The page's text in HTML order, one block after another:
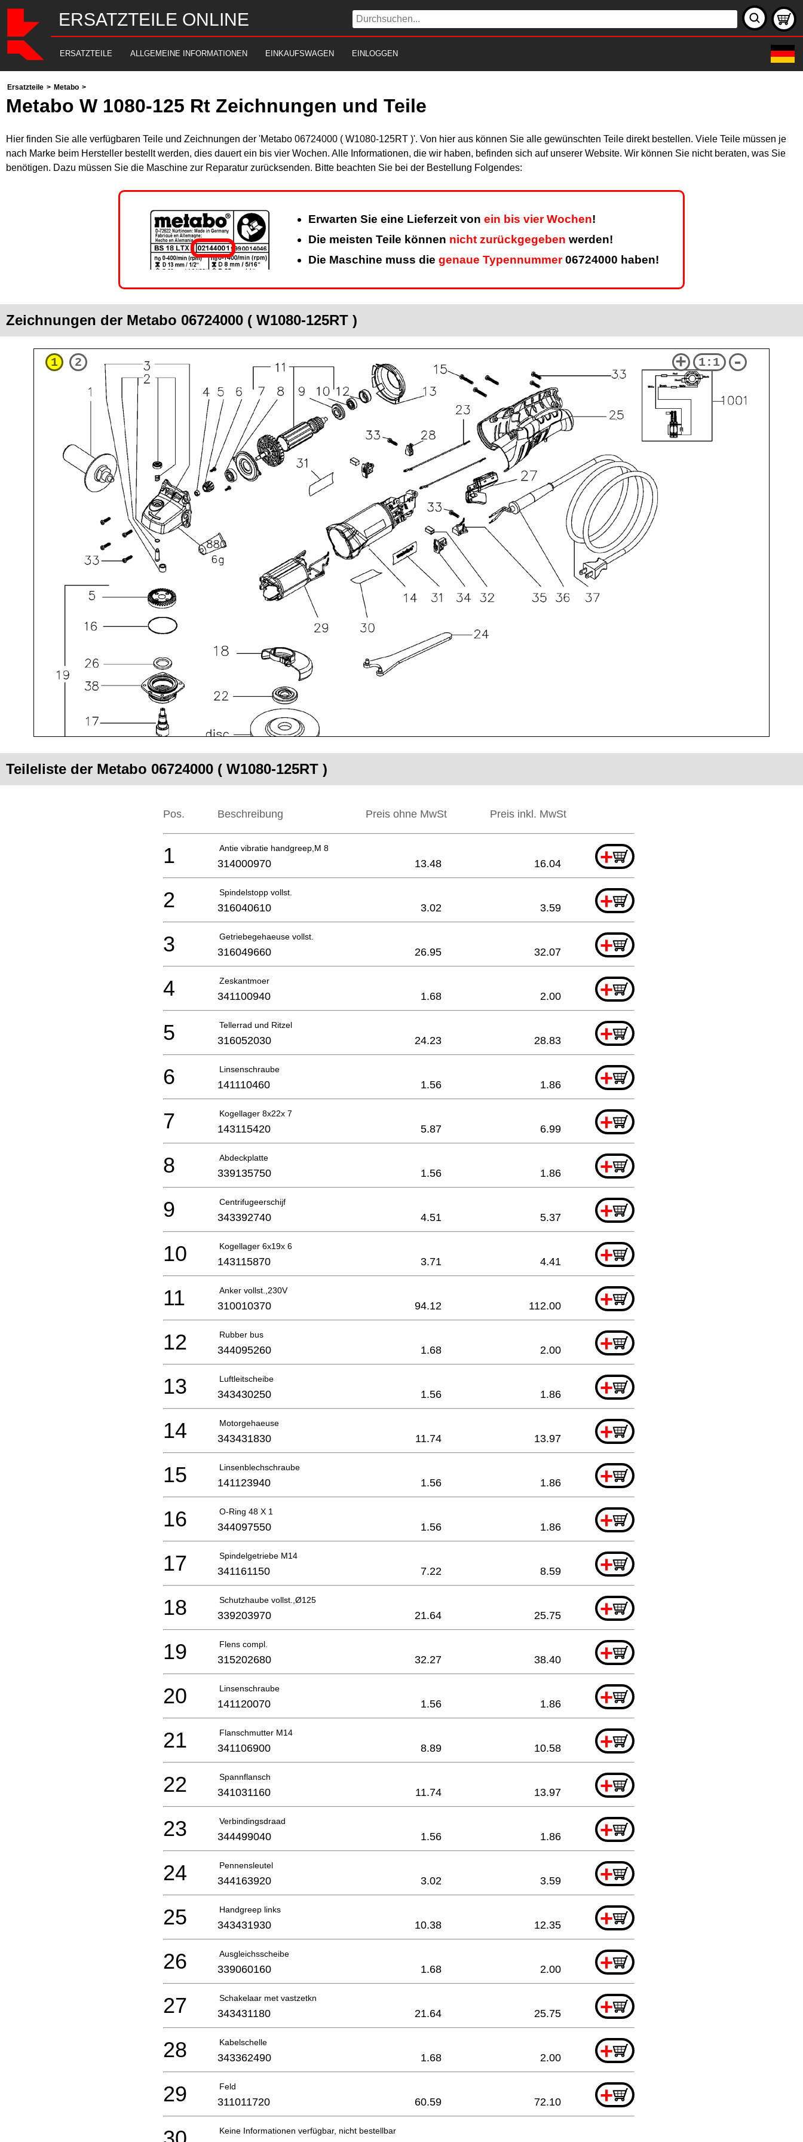
ERSATZTEILE ONLINE
ERSATZTEILE ALLGEMEINE INFORMATIONEN EINKAUFSWAGEN EINLOGGEN
Ersatzteile > Metabo >
Metabo W 1080-125 Rt Zeichnungen und Teile
Hier finden Sie alle verfügbaren Teile und Zeichnungen der 'Metabo 06724000 ( W1080-125RT )'. Von hier aus können Sie alle gewünschten Teile direkt bestellen. Viele Teile müssen je
nach Marke beim Hersteller bestellt werden, dies dauert ein bis vier Wochen. Alle Informationen, die wir haben, befinden sich auf unserer Website. Wir können Sie nicht beraten, was Sie
benötigen. Dazu müssen Sie die Maschine zur Reparatur zurücksenden. Bitte beachten Sie bei der Bestellung Folgendes:
Erwarten Sie eine Lieferzeit von ein bis vier Wochen!
Die meisten Teile können nicht zurückgegeben werden!
Die Maschine muss die genaue Typennummer06724000 haben!
Zeichnungen der Metabo 06724000 ( W1080-125RT )
1 2 + 1:1 -
Teileliste der Metabo 06724000 ( W1080-125RT )
Pos. Beschreibung Preis ohne MwSt Preis inkl. MwSt
Antie vibratie handgreep,M 8 +
1 314000970 13.48 16.04
Spindelstopp vollst. +
2 316040610 3.02 3.59
Getriebegehaeuse vollst. +
3 316049660 26.95 32.07
Zeskantmoer +
4 341100940 1.68 2.00
Tellerrad und Ritzel +
5 316052030 24.23 28.83
Linsenschraube +
6 141110460 1.56 1.86
Kogellager 8x22x 7 +
7 143115420 5.87 6.99
Abdeckplatte +
8 339135750 1.56 1.86
Centrifugeerschijf +
9 343392740 4.51 5.37
Kogellager 6x19x 6 +
10 143115870 3.71 4.41
Anker vollst.,230V +
11 310010370 94.12 112.00
Rubber bus +
12 344095260 1.68 2.00
Luftleitscheibe +
13 343430250 1.56 1.86
Motorgehaeuse +
14 343431830 11.74 13.97
Linsenblechschraube +
15 141123940 1.56 1.86
O-Ring 48 X 1 +
16 344097550 1.56 1.86
Spindelgetriebe M14 +
17 341161150 7.22 8.59
Schutzhaube vollst.,Ø125 +
18 339203970 21.64 25.75
Flens compl. +
19 315202680 32.27 38.40
Linsenschraube +
20 141120070 1.56 1.86
Flanschmutter M14 +
21 341106900 8.89 10.58
Spannflansch +
22 341031160 11.74 13.97
Verbindingsdraad +
23 344499040 1.56 1.86
Pennensleutel +
24 344163920 3.02 3.59
Handgreep links +
25 343431930 10.38 12.35
Ausgleichsscheibe +
26 339060160 1.68 2.00
Schakelaar met vastzetkn +
27 343431180 21.64 25.75
Kabelschelle +
28 343362490 1.68 2.00
Feld +
29 311011720 60.59 72.10
Keine Informationen verfügbar, nicht bestellbar